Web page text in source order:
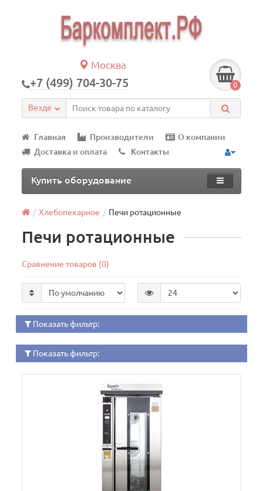
Москва
+7 (499) 704-30-75 0
Везде
Главная Производители
О компании
Доставка и оплата
Контакты
Купить оборудование
Хлебопекарное Печи ротационные
Печи ротационные
Сравнение товаров (0)
Показать фильтр:
Показать фильтр: